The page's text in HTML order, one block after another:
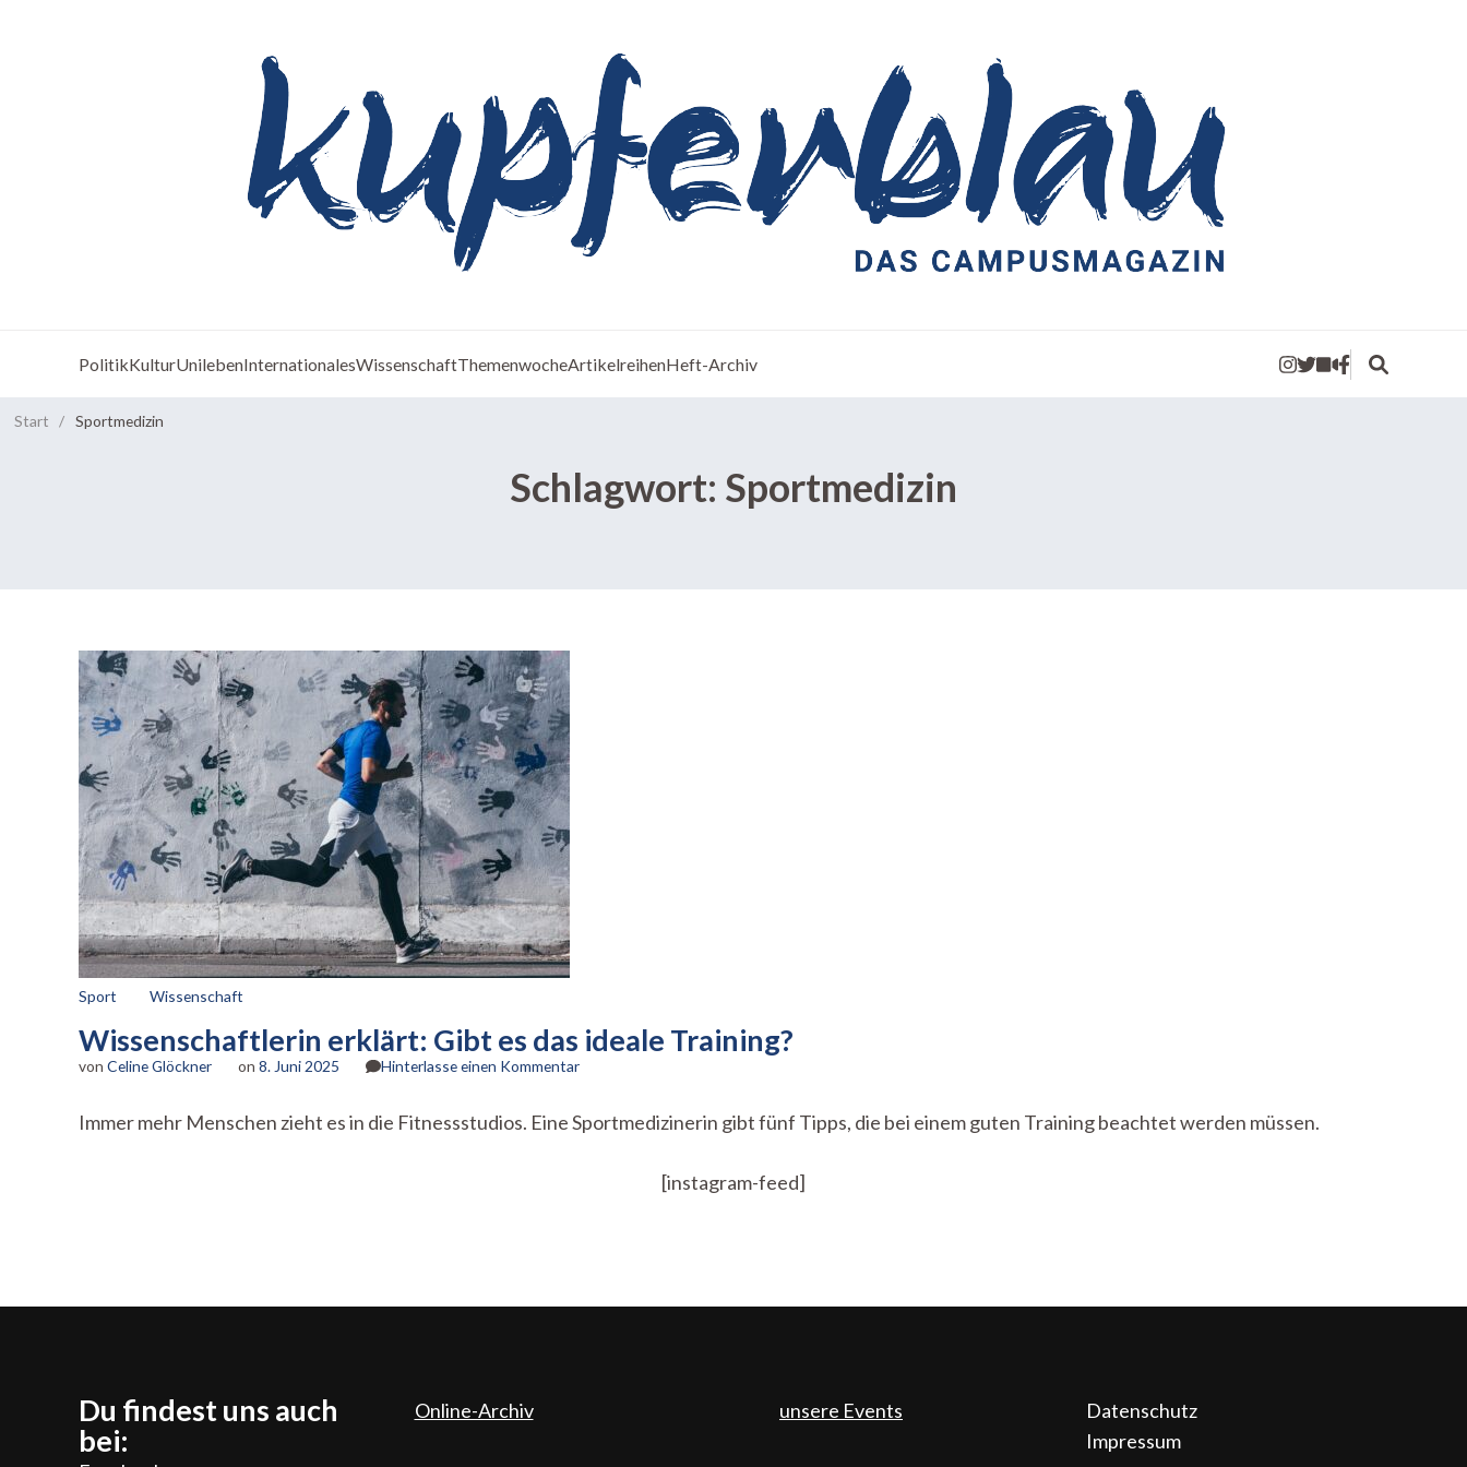
PolitikKulturUnilebenInternationalesWissenschaftThemenwocheArtikelreihenHeft-Archiv
Start / Sportmedizin
Schlagwort: Sportmedizin
Sport Wissenschaft
Wissenschaftlerin erklärt: Gibt es das ideale Training?
von Celine Glöckner on 8. Juni 2025 Hinterlasse einen Kommentarzu
Gibt
Immer mehr Menschen zieht es in die Fitnessstudios. Eine Sportmedizinerin gibt fünf Tipps, die bei einem guten Training beachtet werden müssen.
[instagram-feed]
Du findest uns auch
bei:
Online-Archiv unsere Events
Datenschutz
Impressum